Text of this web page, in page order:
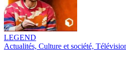
LEGEND
Actualités, Culture et société,